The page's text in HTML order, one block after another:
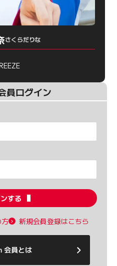
さくらだりな
員ログイン
する
新規会員登録はこちら